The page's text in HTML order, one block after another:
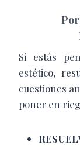
Si estás
estético,
cuestiones
poner en